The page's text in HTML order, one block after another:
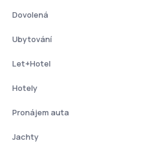
Dovolená
Ubytování
Let+Hotel
Hotely
Pronájem auta
Jachty